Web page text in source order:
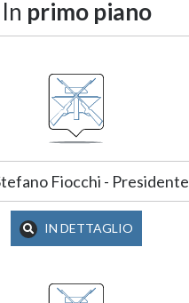
In primo piano
Fiocchi - Presidente
IN DETTAGLIO